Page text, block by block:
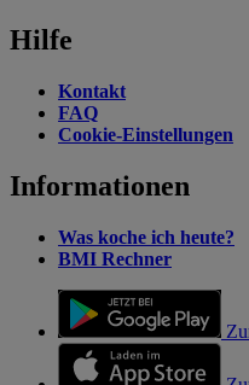
Hilfe
Kontakt
FAQ
Cookie-Einstellungen
Informationen
Was koche ich heute?
BMI Rechner